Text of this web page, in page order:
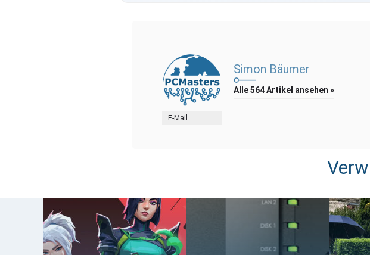
E-Mail
Simon Bäumer
Alle 564 Artikel ansehen »